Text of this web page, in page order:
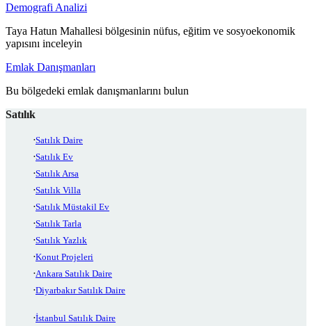
Demografi Analizi
Taya Hatun Mahallesi bölgesinin nüfus, eğitim ve sosyoekonomik
yapısını inceleyin
Emlak Danışmanları
Bu bölgedeki emlak danışmanlarını bulun
Satılık
Satılık Daire
Satılık Ev
Satılık Arsa
Satılık Villa
Satılık Müstakil Ev
Satılık Tarla
Satılık Yazlık
Konut Projeleri
Ankara Satılık Daire
Diyarbakır Satılık Daire
İstanbul Satılık Daire